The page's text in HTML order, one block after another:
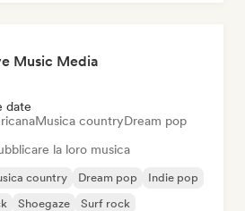
Music Media
date
Musica countryDream pop
la loro musica
country Dream pop
Indie pop
Shoegaze Surf rock